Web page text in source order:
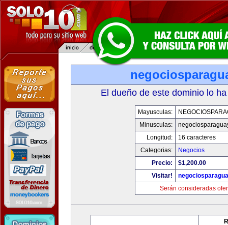
El dueño de este dominio lo
Mayusculas:
Minusculas:
Longitud:
16 caracteres
Categorias:
Negocios
Precio:
$1,200.00
Visitar!
Serán consideradas